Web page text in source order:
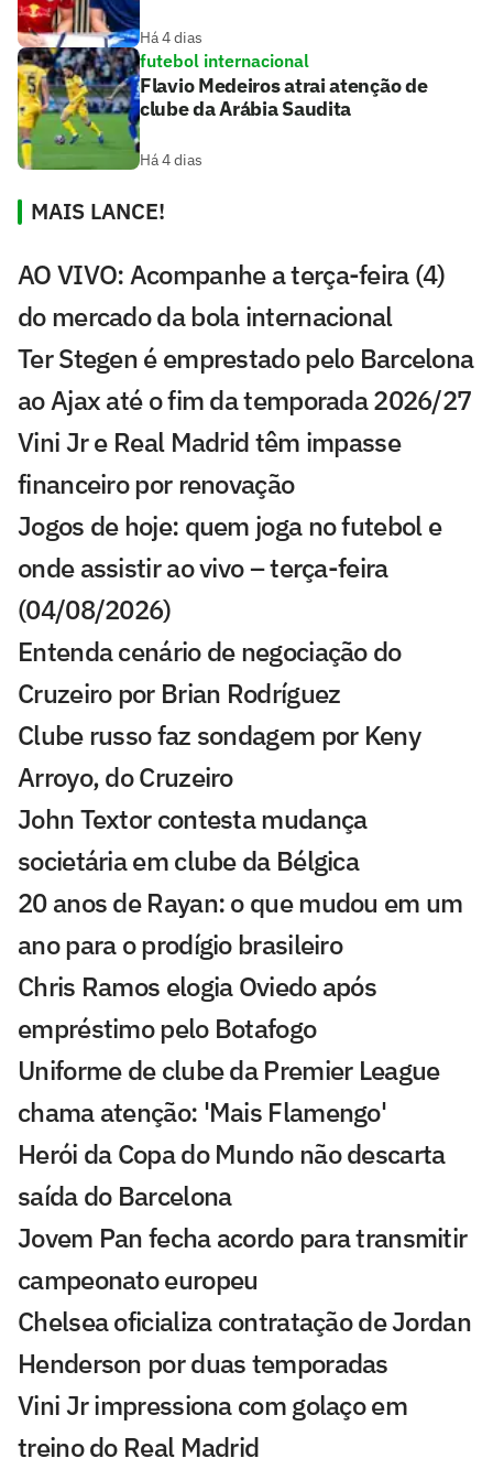
Há 4 dias
futebol internacional
Flavio Medeiros atrai atenção de
clube da Arábia Saudita
Há 4 dias
MAIS LANCE!
AO VIVO: Acompanhe a terça-feira (4)
do mercado da bola internacional
Ter Stegen é emprestado pelo Barcelona
ao Ajax até o fim da temporada 2026/27
Vini Jr e Real Madrid têm impasse
financeiro por renovação
Jogos de hoje: quem joga no futebol e
onde assistir ao vivo – terça-feira
(04/08/2026)
Entenda cenário de negociação do
Cruzeiro por Brian Rodríguez
Clube russo faz sondagem por Keny
Arroyo, do Cruzeiro
John Textor contesta mudança
societária em clube da Bélgica
20 anos de Rayan: o que mudou em um
ano para o prodígio brasileiro
Chris Ramos elogia Oviedo após
empréstimo pelo Botafogo
Uniforme de clube da Premier League
chama atenção: 'Mais Flamengo'
Herói da Copa do Mundo não descarta
saída do Barcelona
Jovem Pan fecha acordo para transmitir
campeonato europeu
Chelsea oficializa contratação de Jordan
Henderson por duas temporadas
Vini Jr impressiona com golaço em
treino do Real Madrid